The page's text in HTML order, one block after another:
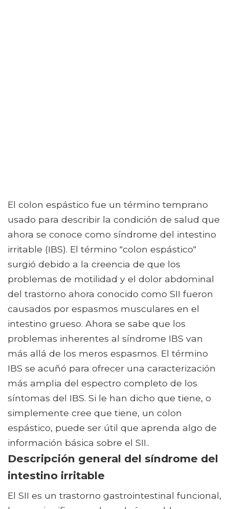
El colon espástico fue un término temprano
usado para describir la condición de salud que
ahora se conoce como síndrome del intestino
irritable (IBS). El término "colon espástico"
surgió debido a la creencia de que los
problemas de motilidad y el dolor abdominal
del trastorno ahora conocido como SII fueron
causados ​​por espasmos musculares en el
intestino grueso. Ahora se sabe que los
problemas inherentes al síndrome IBS van
más allá de los meros espasmos. El término
IBS se acuñó para ofrecer una caracterización
más amplia del espectro completo de los
síntomas del IBS. Si le han dicho que tiene, o
simplemente cree que tiene, un colon
espástico, puede ser útil que aprenda algo de
información básica sobre el SII..
Descripción general del síndrome del
intestino irritable
El SII es un trastorno gastrointestinal funcional,